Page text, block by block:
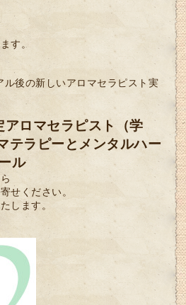
す。
ル後の新しいアロマセラピスト実
ロマセラピスト（学
テラピーとメンタルハー
ル
せください。
します。